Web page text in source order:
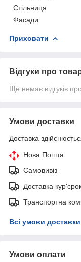
Стільниця
Фасади
Приховати
Відгуки про
Ще немає відгуків
Умови доставки
Доставка
Нова Пошта
Самовивіз
Доставка
Транспортна
Всі умови доставки
Умови оплати